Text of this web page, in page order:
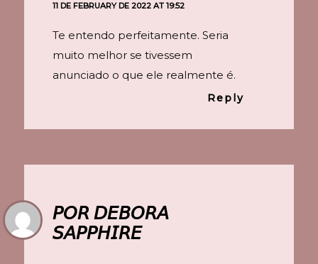
11 DE FEBRUARY DE 2022 AT 19:52
Te entendo perfeitamente. Seria
muito melhor se tivessem
anunciado o que ele realmente é.
Reply
𝘗𝘖𝘙 𝘋𝘌𝘉𝘖𝘙𝘈
𝘚𝘈𝘗𝘗𝘏𝘐𝘙𝘌